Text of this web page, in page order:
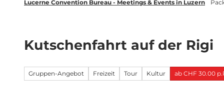
Lucerne Convention Bureau - Meetings & Events in Luzern
Kutschenfahrt auf der Rigi
Gruppen-Angebot Freizeit Tour Kultur ab CHF 30.00